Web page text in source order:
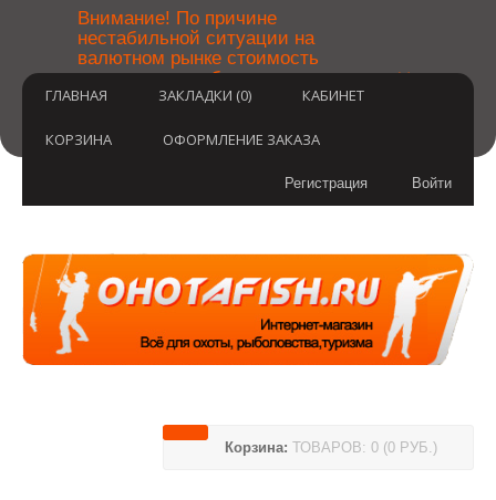
Внимание! По причине
нестабильной ситуации на
валютном рынке стоимость
товаров может быть уточнена
после оформления заказа.
неудобства.
×
ГЛАВНАЯ ЗАКЛАДКИ (0) КАБИНЕТ
КОРЗИНА ОФОРМЛЕНИЕ ЗАКАЗА
Войти
Регистрация
Корзина: ТОВАРОВ: 0 (0 РУБ.)